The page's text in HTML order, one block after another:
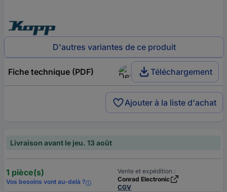
D'autres variantes de ce produit
Fiche technique (PDF) Téléchargement
Ajouter à la liste d'achat
Livraison avant le jeu. 13 août
1 pièce(s)
Vos besoins vont au-delà ?
Vente et expédition :
Conrad Electronic
CGV